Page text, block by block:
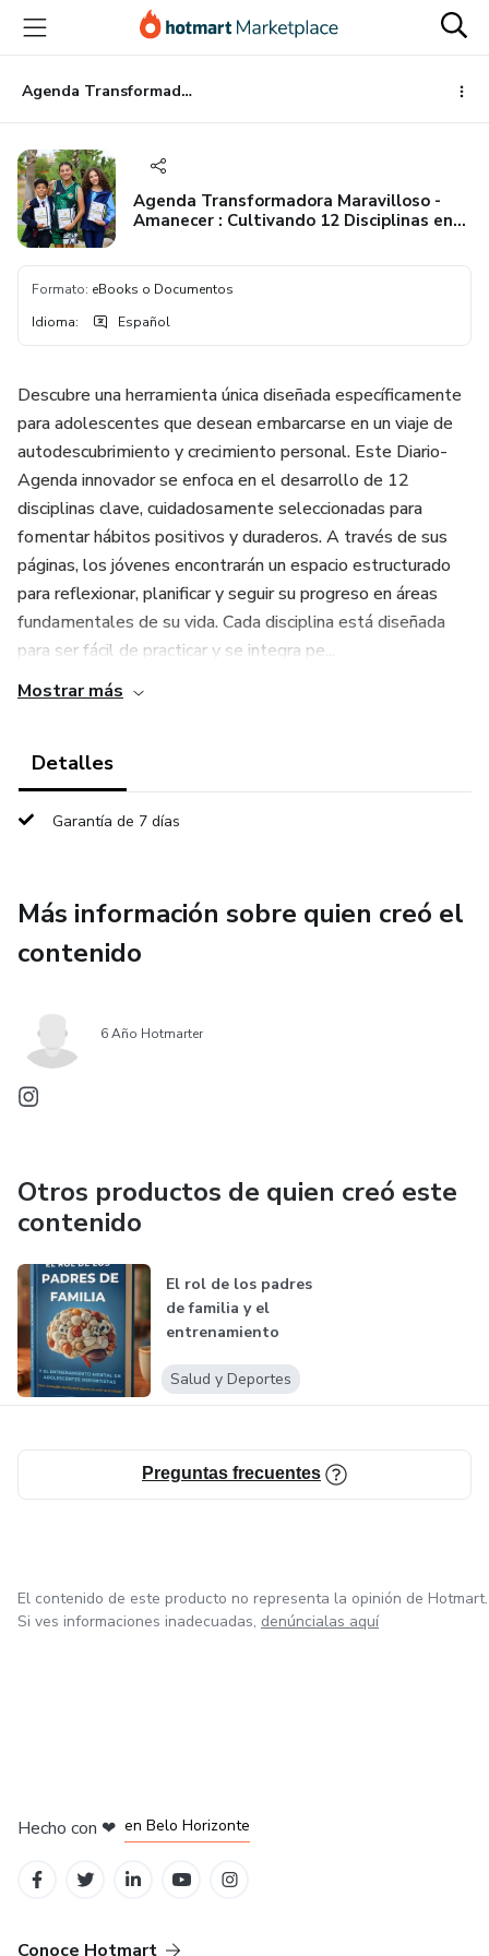
principal
página
de
página
Agenda Transformadora Maravilloso -Amanecer : Cultivando 12 Disciplinas en la Adolescencia
Agenda Transformadora Maravilloso -
Amanecer : Cultivando 12 Disciplinas en
Formato: eBooks o Documentos
Idioma: Español
Descubre una herramienta única diseñada específicamente
para adolescentes que desean embarcarse en un viaje de
autodescubrimiento y crecimiento personal. Este Diario-
Agenda innovador se enfoca en el desarrollo de 12
disciplinas clave, cuidadosamente seleccionadas para
fomentar hábitos positivos y duraderos. A través de sus
páginas, los jóvenes encontrarán un espacio estructurado
para reflexionar, planificar y seguir su progreso en áreas
fundamentales de su vida. Cada disciplina está diseñada
para ser fácil de practicar y se integra pe...
Mostrar más
Detalles
Garantía de 7 días
Más información sobre quien creó el
contenido
6 Año Hotmarter
Otros productos de quien creó este
contenido
El rol de los padres
de familia y el
entrenamiento
Salud y Deportes
Preguntas frecuentes
El contenido de este producto no representa la opinión de Hotmart.
Si ves informaciones inadecuadas, denúncialas aquí
Hecho con ❤ en Belo Horizonte
Conoce Hotmart